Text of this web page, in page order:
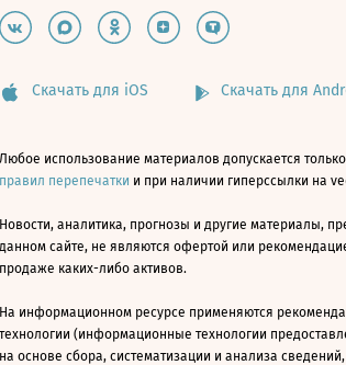
Скачать для iOS Скачать для
Любое использование материалов допускается
правил перепечатки и при наличии гиперссылки на
Новости, аналитика, прогнозы и другие материалы,
данном сайте, не являются офертой или
продаже каких-либо активов.
На информационном ресурсе применяются
технологии (информационные технологии
на основе сбора, систематизации и анализа